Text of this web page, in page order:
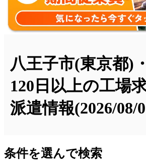
八王子市(東京都)
120日以上の工場
派遣情報(2026/08/
条件を選んで検索